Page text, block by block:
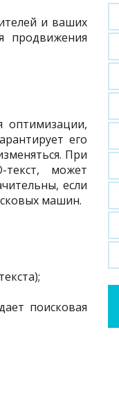
и ваших
продвижения
оптимизации,
его
При
может
если
машин.
поисковая